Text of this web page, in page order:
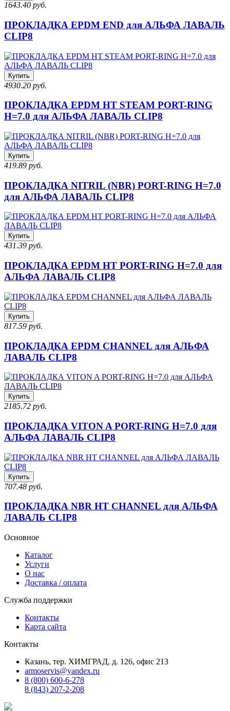
1643.40 руб.
ПРОКЛАДКА EPDM END для АЛЬФА ЛАВАЛЬ
CLIP8
Купить
4930.20 руб.
ПРОКЛАДКА EPDM HT STEAM PORT-RING
H=7.0 для АЛЬФА ЛАВАЛЬ CLIP8
Купить
419.89 руб.
ПРОКЛАДКА NITRIL (NBR) PORT-RING H=7.0
для АЛЬФА ЛАВАЛЬ CLIP8
Купить
431.39 руб.
ПРОКЛАДКА EPDM HT PORT-RING H=7.0 для
АЛЬФА ЛАВАЛЬ CLIP8
Купить
817.59 руб.
ПРОКЛАДКА EPDM CHANNEL для АЛЬФА
ЛАВАЛЬ CLIP8
Купить
2185.72 руб.
ПРОКЛАДКА VITON A PORT-RING H=7.0 для
АЛЬФА ЛАВАЛЬ CLIP8
Купить
707.48 руб.
ПРОКЛАДКА NBR HT CHANNEL для АЛЬФА
ЛАВАЛЬ CLIP8
Основное
Каталог
Услуги
О нас
Доставка / оплата
Служба поддержки
Контакты
Карта сайта
Контакты
Казань, тер. ХИМГРАД, д. 126, офис 213
armoservis@yandex.ru
8 (800) 600-6-278
8 (843) 207-2-208